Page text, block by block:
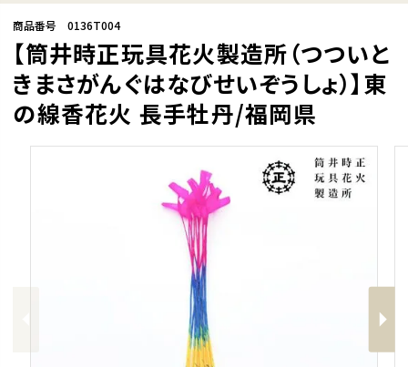
【筒井時正玩具花火製造所（つついと
きまさがんぐはなびせいぞうしょ）】東
の線香花火 長手牡丹/福岡県
商品番号 0136T004